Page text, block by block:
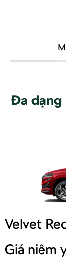
Đa dạng
Velvet
Giá niêm